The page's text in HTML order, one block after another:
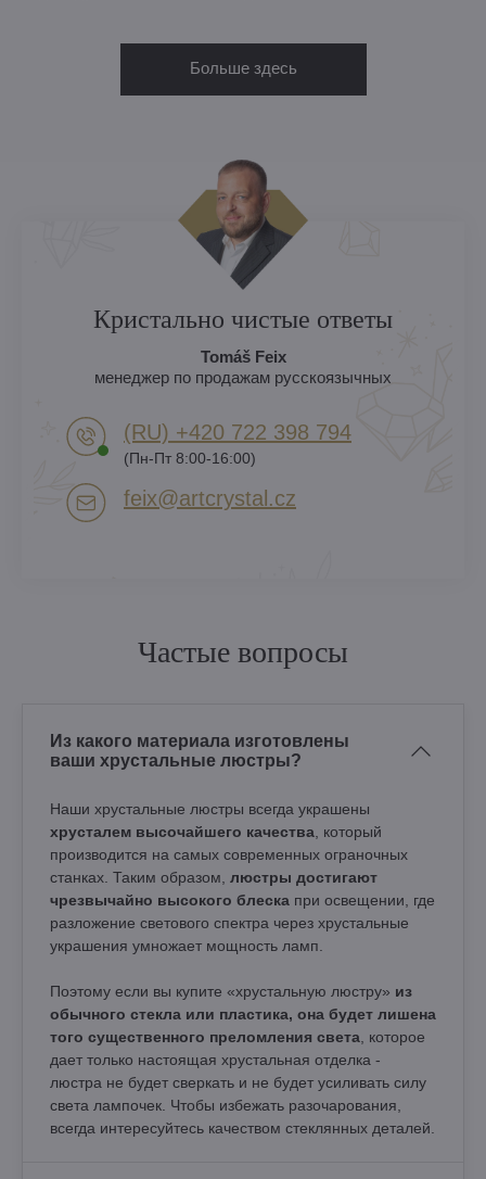
Больше здесь
Кристально чистые ответы
Tomáš Feix
менеджер по продажам русскоязычных
(RU) +420 722 398 794​
(Пн-Пт 8:00-16:00)
feix​@artcrystal​.cz
Частые вопросы
Из какого материала изготовлены
ваши хрустальные люстры?
Наши хрустальные люстры всегда украшены
хрусталем высочайшего качества , который
производится на самых современных ограночных
станках. Таким образом, люстры достигают
чрезвычайно высокого блеска при освещении, где
разложение светового спектра через хрустальные
украшения умножает мощность ламп.
Поэтому если вы купите «хрустальную люстру» из
обычного стекла или пластика, она будет лишена
того существенного преломления света , которое
дает только настоящая хрустальная отделка -
люстра не будет сверкать и не будет усиливать силу
света лампочек. Чтобы избежать разочарования,
всегда интересуйтесь качеством стеклянных деталей.